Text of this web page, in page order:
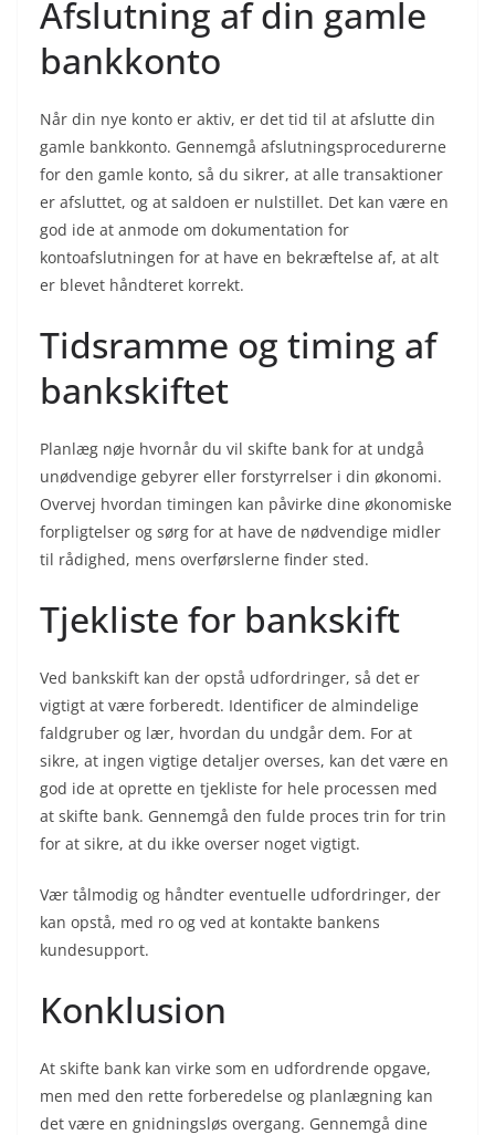
Afslutning af din gamle
bankkonto
Når din nye konto er aktiv, er det tid til at afslutte din
gamle bankkonto. Gennemgå afslutningsprocedurerne
for den gamle konto, så du sikrer, at alle transaktioner
er afsluttet, og at saldoen er nulstillet. Det kan være en
god ide at anmode om dokumentation for
kontoafslutningen for at have en bekræftelse af, at alt
er blevet håndteret korrekt.
Tidsramme og timing af
bankskiftet
Planlæg nøje hvornår du vil skifte bank for at undgå
unødvendige gebyrer eller forstyrrelser i din økonomi.
Overvej hvordan timingen kan påvirke dine økonomiske
forpligtelser og sørg for at have de nødvendige midler
til rådighed, mens overførslerne finder sted.
Tjekliste for bankskift
Ved bankskift kan der opstå udfordringer, så det er
vigtigt at være forberedt. Identificer de almindelige
faldgruber og lær, hvordan du undgår dem. For at
sikre, at ingen vigtige detaljer overses, kan det være en
god ide at oprette en tjekliste for hele processen med
at skifte bank. Gennemgå den fulde proces trin for trin
for at sikre, at du ikke overser noget vigtigt.
Vær tålmodig og håndter eventuelle udfordringer, der
kan opstå, med ro og ved at kontakte bankens
kundesupport.
Konklusion
At skifte bank kan virke som en udfordrende opgave,
men med den rette forberedelse og planlægning kan
det være en gnidningsløs overgang. Gennemgå dine